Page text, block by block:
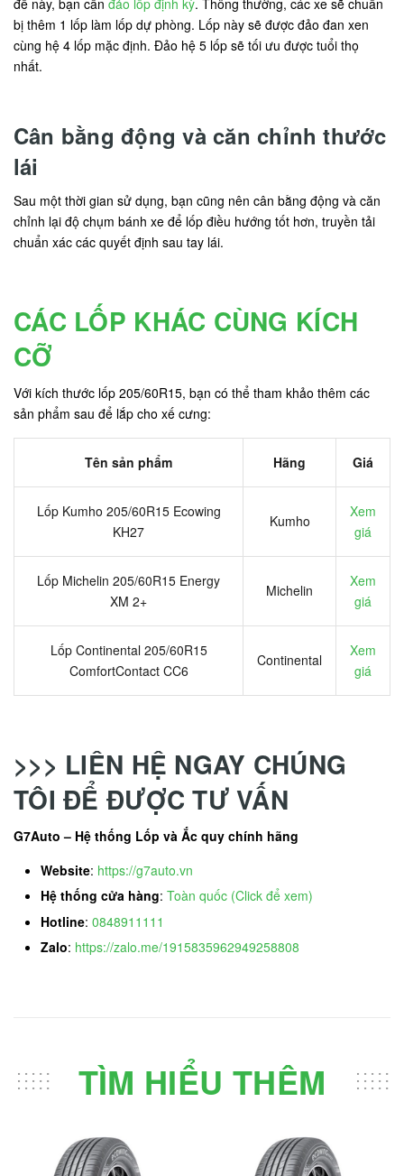
bị thêm 1 lốp làm lốp dự phòng. Lốp này sẽ được đảo đan xen
cùng hệ 4 lốp mặc định. Đảo hệ 5 lốp sẽ tối ưu được tuổi thọ
nhất.
Cân bằng động và căn chỉnh thước
lái
Sau một thời gian sử dụng, bạn cũng nên cân bằng động và căn
chỉnh lại độ chụm bánh xe để lốp điều hướng tốt hơn, truyền tải
chuẩn xác các quyết định sau tay lái.
CÁC LỐP KHÁC CÙNG KÍCH
CỠ
Với kích thước lốp 205/60R15, bạn có thể tham khảo thêm các
sản phẩm sau để lắp cho xế cưng:
Tên sản phẩm Hãng Giá
Lốp Kumho 205/60R15 Ecowing
KH27
Kumho
Xem
giá
Lốp Michelin 205/60R15 Energy
XM 2+
Michelin
Xem
giá
Lốp Continental 205/60R15
ComfortContact CC6
Continental
Xem
giá
>>> LIÊN HỆ NGAY CHÚNG
TÔI ĐỂ ĐƯỢC TƯ VẤN
G7Auto – Hệ thống Lốp và Ắc quy chính hãng
Website: https://g7auto.vn
Hệ thống cửa hàng: Toàn quốc (Click để xem)
Hotline: 0848911111
Zalo: https://zalo.me/1915835962949258808
TÌM HIỂU THÊM